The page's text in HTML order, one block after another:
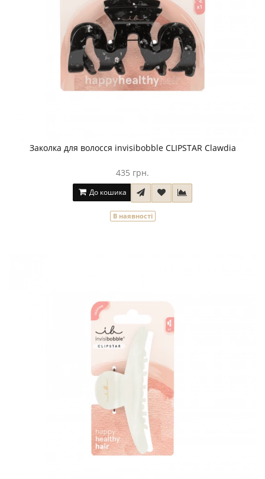
Заколка для волосся invisibobble CLIPSTAR Clawdia
435 грн.
До кошика
В наявності